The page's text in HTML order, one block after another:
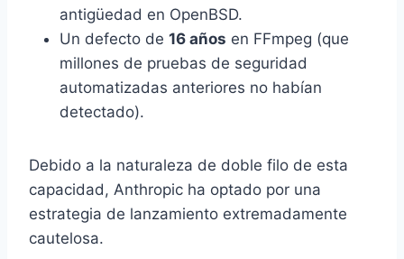
antigüedad en OpenBSD.
Un defecto de 16 años en FFmpeg (que
millones de pruebas de seguridad
automatizadas anteriores no habían
detectado).
Debido a la naturaleza de doble filo de esta
capacidad, Anthropic ha optado por una
estrategia de lanzamiento extremadamente
cautelosa.